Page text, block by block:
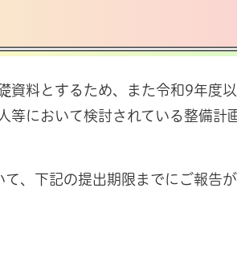
資料とするため、また令和9年度
等において検討されている整備計
、下記の提出期限までにご報告